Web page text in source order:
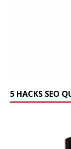
5 HACKS SEO